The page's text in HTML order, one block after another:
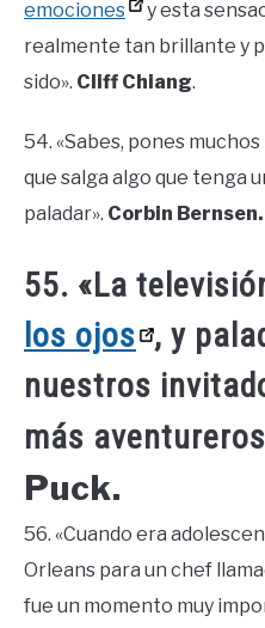
emociones
y esta
realmente tan brillante y
sido». Cliff Chiang.
54. «Sabes, pones
que salga algo que tenga
paladar». Corbin Bernsen.
55. «La
los ojos , y
nuestros
más
Puck.
56. «Cuando era
Orleans para un chef
fue un momento muy